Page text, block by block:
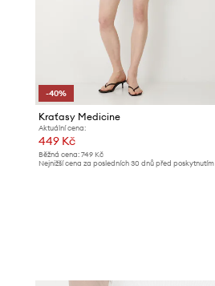
-40%
Kraťasy Medicine
Aktuální cena:
449 Kč
Běžná cena: 749 Kč
Nejnižší cena za posledních 30 dnů před poskytnutím